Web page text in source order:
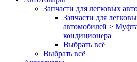
Запчасти для легковых
Запчасти для
автомобилей >
кондиционера
Выбрать всё
Выбрать всё